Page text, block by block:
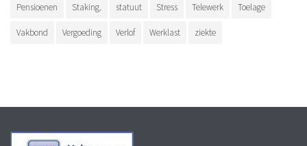
Pensioenen Staking. statuut Stress Telewerk Toelage
Vakbond Vergoeding Verlof Werklast ziekte